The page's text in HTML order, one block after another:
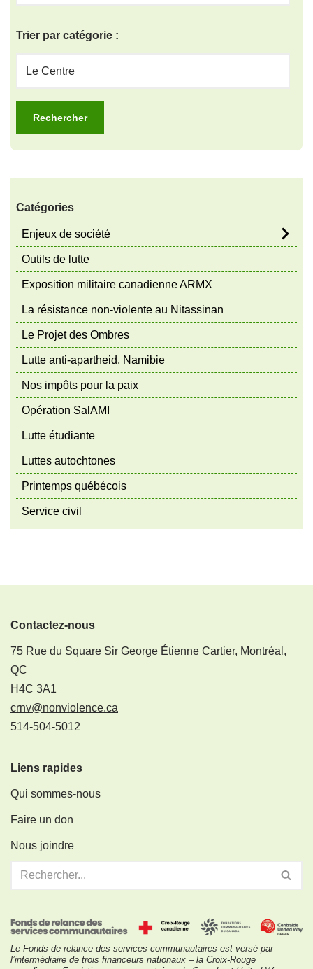
Trier par catégorie :
Catégories
Enjeux de société
Outils de lutte
Exposition militaire canadienne ARMX
La résistance non-violente au Nitassinan
Le Projet des Ombres
Lutte anti-apartheid, Namibie
Nos impôts pour la paix
Opération SalAMI
Lutte étudiante
Luttes autochtones
Printemps québécois
Service civil
Contactez-nous
75 Rue du Square Sir George Étienne Cartier, Montréal,
QC
H4C 3A1
crnv@nonviolence.ca
514-504-5012
Liens rapides
Qui sommes-nous
Faire un don
Nous joindre
Le Fonds de relance des services communautaires est versé par
l’intermédiaire de trois financeurs nationaux – la Croix-Rouge